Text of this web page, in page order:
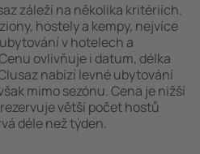
záleží na několika kritériích.
hostely a kempy, nejvíce
v hotelech a
ovlivňuje i datum, délka
nabízí levné ubytování
mimo sezónu. Cena je nižší
větší počet hostů
déle než týden.